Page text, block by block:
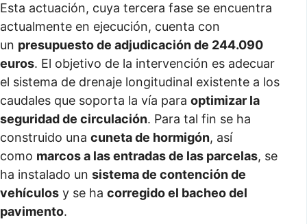
Esta actuación, cuya tercera fase se encuentra
actualmente en ejecución, cuenta con
un presupuesto de adjudicación de 244.090
euros. El objetivo de la intervención es adecuar
el sistema de drenaje longitudinal existente a los
caudales que soporta la vía para optimizar la
seguridad de circulación. Para tal fin se ha
construido una cuneta de hormigón, así
como marcos a las entradas de las parcelas, se
ha instalado un sistema de contención de
vehículos y se ha corregido el bacheo del
pavimento.